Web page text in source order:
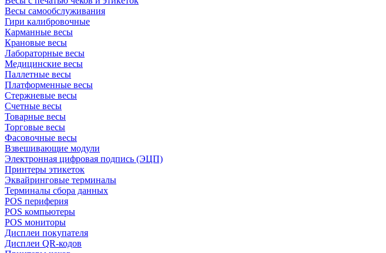
Весы самообслуживания
Гири калибровочные
Карманные весы
Крановые весы
Лабораторные весы
Медицинские весы
Паллетные весы
Платформенные весы
Стержневые весы
Счетные весы
Товарные весы
Торговые весы
Фасовочные весы
Взвешивающие модули
Электронная цифровая подпись (ЭЦП)
Принтеры этикеток
Эквайринговые терминалы
Терминалы сбора данных
POS периферия
POS компьютеры
POS мониторы
Дисплеи покупателя
Дисплеи QR-кодов